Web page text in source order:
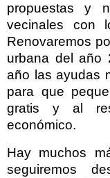
propuestas y
vecinales con
Renovaremos
urbana del año
año las ayudas
para que
gratis y al
económico.
Hay muchos
seguiremos